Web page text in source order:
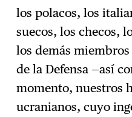
los polacos, los
suecos, los checos,
los demás
de la Defensa —así
momento, nuestros
ucranianos, cuyo